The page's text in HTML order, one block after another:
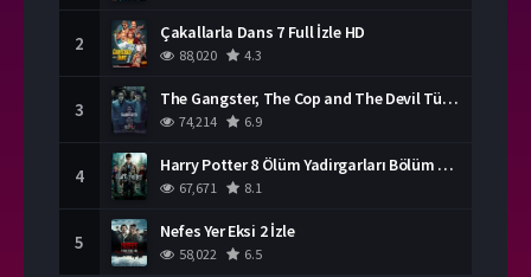
2 Çakallarla Dans 7 Full İzle HD
88,020 4.3
3 The Gangster, The Cop and The Devil Türkçe Dublaj İzle
74,214 6.9
4 Harry Potter 8 Ölüm Yadirgarları Bölüm 2 İzle
67,671 8.1
5 Nefes Yer Eksi 2 İzle
58,022 6.5